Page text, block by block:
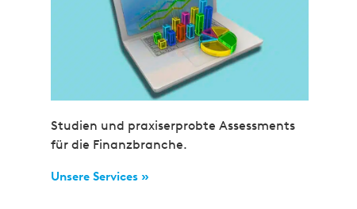
Studien und praxiserprobte Assessments
für die Finanzbranche.
Unsere Services »